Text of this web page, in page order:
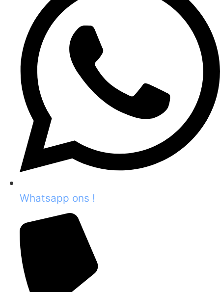
Whatsapp ons !